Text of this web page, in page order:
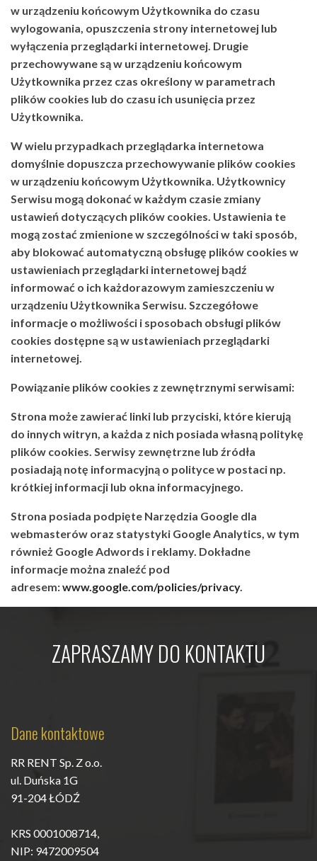
w urządzeniu końcowym Użytkownika do czasu
wylogowania, opuszczenia strony internetowej lub
wyłączenia przeglądarki internetowej. Drugie
przechowywane są w urządzeniu końcowym
Użytkownika przez czas określony w parametrach
plików cookies lub do czasu ich usunięcia przez
Użytkownika.
W wielu przypadkach przeglądarka internetowa
domyślnie dopuszcza przechowywanie plików cookies
w urządzeniu końcowym Użytkownika. Użytkownicy
Serwisu mogą dokonać w każdym czasie zmiany
ustawień dotyczących plików cookies. Ustawienia te
mogą zostać zmienione w szczególności w taki sposób,
aby blokować automatyczną obsługę plików cookies w
ustawieniach przeglądarki internetowej bądź
informować o ich każdorazowym zamieszczeniu w
urządzeniu Użytkownika Serwisu. Szczegółowe
informacje o możliwości i sposobach obsługi plików
cookies dostępne są w ustawieniach przeglądarki
internetowej.
Powiązanie plików cookies z zewnętrznymi serwisami:
Strona może zawierać linki lub przyciski, które kierują
do innych witryn, a każda z nich posiada własną politykę
plików cookies. Serwisy zewnętrzne lub źródła
posiadają notę informacyjną o polityce w postaci np.
krótkiej informacji lub okna informacyjnego.
Strona posiada podpięte Narzędzia Google dla
webmasterów oraz statystyki Google Analytics, w tym
również Google Adwords i reklamy. Dokładne
informacje można znaleźć pod
adresem:www.google.com/policies/privacy.
ZAPRASZAMY DO KONTAKTU
Dane kontaktowe
RR RENT Sp. Z o.o.
ul. Duńska 1G
91-204 ŁÓDŹ
KRS 0001008714,
NIP: 9472009504